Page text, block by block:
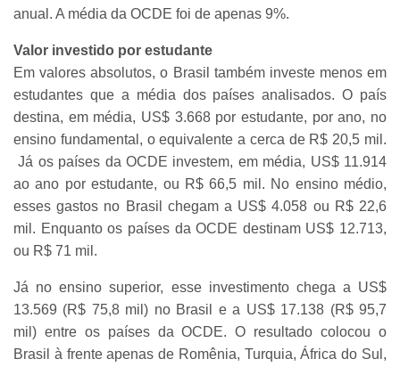
anual. A média da OCDE foi de apenas 9%.
Valor investido por estudante
Em valores absolutos, o Brasil também investe menos em
estudantes que a média dos países analisados. O país
destina, em média, US$ 3.668 por estudante, por ano, no
ensino fundamental, o equivalente a cerca de R$ 20,5 mil.
Já os países da OCDE investem, em média, US$ 11.914
ao ano por estudante, ou R$ 66,5 mil. No ensino médio,
esses gastos no Brasil chegam a US$ 4.058 ou R$ 22,6
mil. Enquanto os países da OCDE destinam US$ 12.713,
ou R$ 71 mil.
Já no ensino superior, esse investimento chega a US$
13.569 (R$ 75,8 mil) no Brasil e a US$ 17.138 (R$ 95,7
mil) entre os países da OCDE. O resultado colocou o
Brasil à frente apenas de Romênia, Turquia, África do Sul,